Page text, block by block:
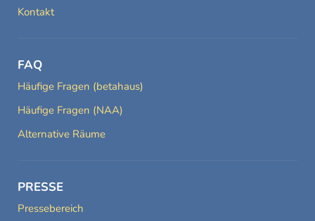
Kontakt
FAQ
Häufige Fragen (betahaus)
Häufige Fragen (NAA)
Alternative Räume
PRESSE
Pressebereich